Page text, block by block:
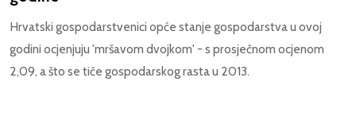
Hrvatski gospodarstvenici opće stanje gospodarstva u ovoj
godini ocjenjuju 'mršavom dvojkom' - s prosječnom ocjenom
2,09, a što se tiče gospodarskog rasta u 2013.